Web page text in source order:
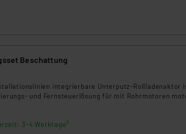
Beschattung
integrierbare Unterputz-Rollladenaktor
und Fernsteuerlösung für mit Rohrmotoren
3-4 Werktage²